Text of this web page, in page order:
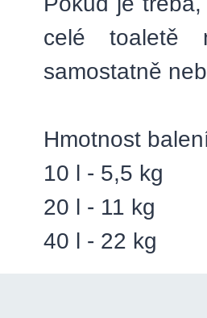
celé toaletě
samostatně
Hmotnost
10 l - 5,5 kg
20 l - 11 kg
40 l - 22 kg